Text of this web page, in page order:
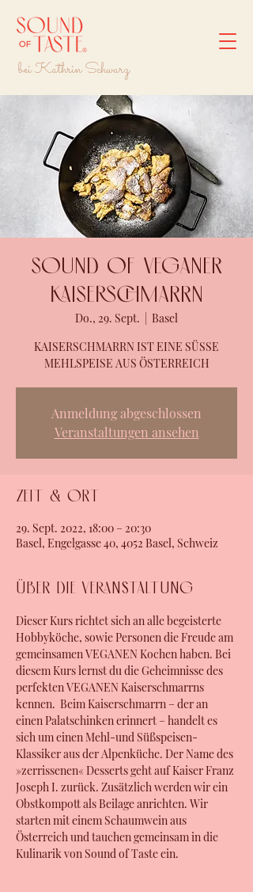
bei Kathrin Schwarz
Sound of VEGANER
Kaiserschmarrn
Do., 29. Sept.
Basel
KAISERSCHMARRN IST EINE SÜSSE
MEHLSPEISE AUS ÖSTERREICH
Anmeldung abgeschlossen
Veranstaltungen ansehen
Zeit & Ort
29. Sept. 2022, 18:00 – 20:30
Basel, Engelgasse 40, 4052 Basel, Schweiz
Über die Veranstaltung
Dieser Kurs richtet sich an alle begeisterte
Hobbyköche, sowie Personen die Freude am
gemeinsamen VEGANEN Kochen haben. Bei
diesem Kurs lernst du die Geheimnisse des
perfekten VEGANEN Kaiserschmarrns
kennen.  Beim Kaiserschmarrn – der an
einen Palatschinken erinnert – handelt es
sich um einen Mehl-und Süßspeisen-
Klassiker aus der Alpenküche. Der Name des
»zerrissenen« Desserts geht auf Kaiser Franz
Joseph I. zurück. Zusätzlich werden wir ein
Obstkompott als Beilage anrichten. Wir
starten mit einem Schaumwein aus
Österreich und tauchen gemeinsam in die
Kulinarik von Sound of Taste ein.